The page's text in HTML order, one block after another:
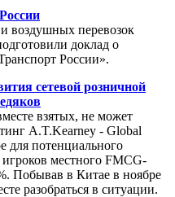
воздушных перевозок
доклад о
России».
сетевой розничной
взятых, не может
A.T.Kearney - Global
для потенциального
местного FMCG-
Побывав в Китае в ноябре
разобраться в ситуации.